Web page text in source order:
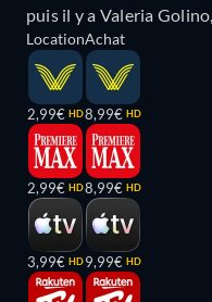
puis il y a Valeria
Location
2,99€ HD
2,99€ HD
3,99€ HD
Achat
8,99€ HD
8,99€ HD
9,99€ HD